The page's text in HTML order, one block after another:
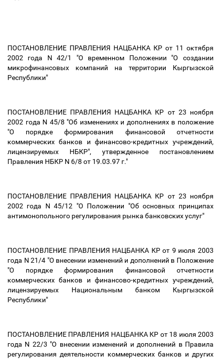
ПОСТАНОВЛЕНИЕ ПРАВЛЕНИЯ НАЦБАНКА КР от 11 октября
2002 года N 42/1 "О временном Положении "О создании
микрофинансовых компаний на территории Кыргызской
Республики"
ПОСТАНОВЛЕНИЕ ПРАВЛЕНИЯ НАЦБАНКА КР от 23 ноября
2002 года N 45/8 "Об изменениях и дополнениях в положение
"О порядке формирования финансовой отчетности
коммерческих банков и финансово-кредитных учреждений,
лицензируемых НБКР", утвержденное постановлением
Правления НБКР N 6/8 от 19.03.97 г."
ПОСТАНОВЛЕНИЕ ПРАВЛЕНИЯ НАЦБАНКА КР от 23 ноября
2002 года N 45/12 "О Положении "Об основных принципах
антимонопольного регулирования рынка банковских услуг"
ПОСТАНОВЛЕНИЕ ПРАВЛЕНИЯ НАЦБАНКА КР от 9 июля 2003
года N 21/4 "О внесении изменений и дополнений в Положение
"О порядке формирования финансовой отчетности
коммерческих банков и финансово-кредитных учреждений,
лицензируемых Национальным банком Кыргызской
Республики"
ПОСТАНОВЛЕНИЕ ПРАВЛЕНИЯ НАЦБАНКА КР от 18 июля 2003
года N 22/3 "О внесении изменений и дополнений в Правила
регулирования деятельности коммерческих банков и других